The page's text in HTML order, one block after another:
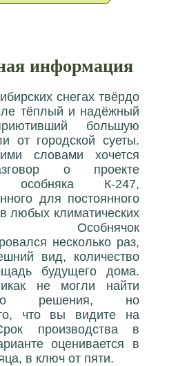
информация
снегах твёрдо
тёплый и надёжный
большую
от городской суеты.
словами хочется
о проекте
особняка К-247,
для постоянного
любых климатических
Особнячок
несколько раз,
вид, количество
будущего дома.
не могли найти
решения, но
что вы видите на
производства в
оценивается в
в ключ от пяти.